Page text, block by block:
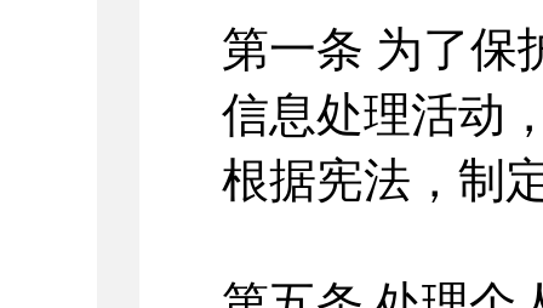
第一条 为了保
信息处理活动
根据宪法，制